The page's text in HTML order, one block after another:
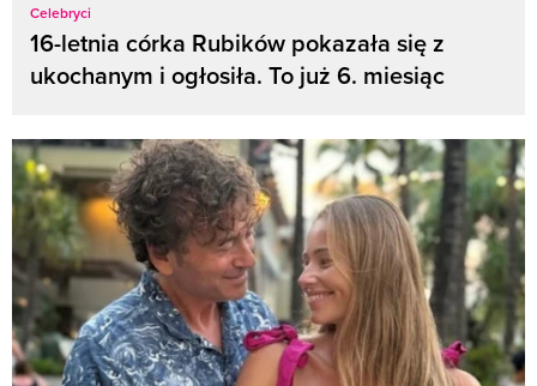
Celebryci
16-letnia córka Rubików pokazała się z
ukochanym i ogłosiła. To już 6. miesiąc